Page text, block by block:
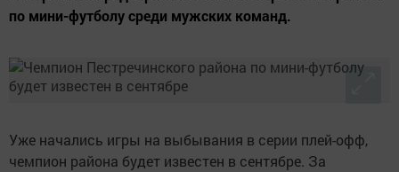
по мини-футболу среди мужских команд.
Уже начались игры на выбывания в серии плей-офф,
чемпион района будет известен в сентябре. За